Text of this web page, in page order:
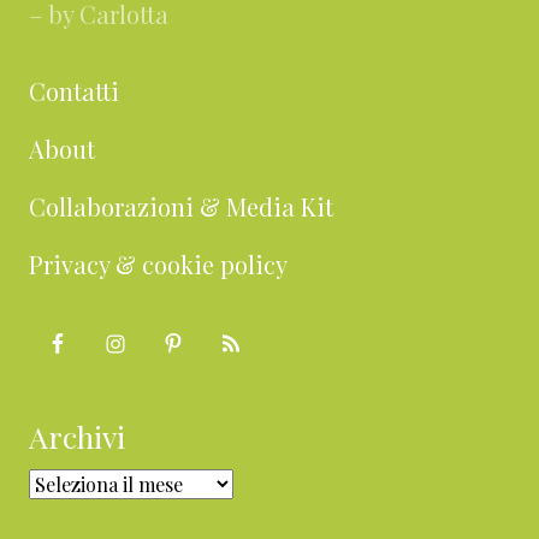
– by Carlotta
Contatti
About
Collaborazioni & Media Kit
Privacy & cookie policy
Archivi
Archivi